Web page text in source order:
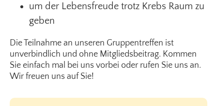
um der Lebensfreude trotz Krebs Raum zu
geben
Die Teilnahme an unseren Gruppentreffen ist
unverbindlich und ohne Mitgliedsbeitrag. Kommen
Sie einfach mal bei uns vorbei oder rufen Sie uns an.
Wir freuen uns auf Sie!